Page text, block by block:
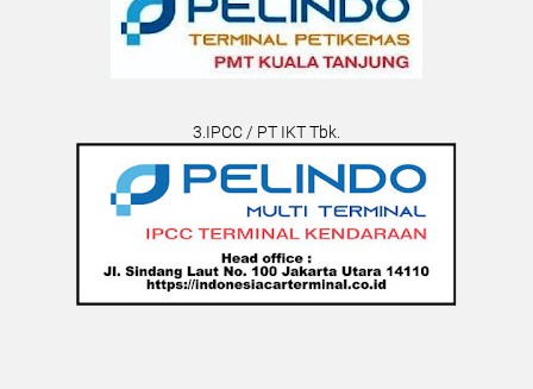
3.IPCC / PT IKT Tbk.